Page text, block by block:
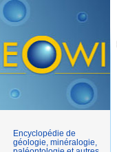
Encyclopédie de
géologie, minéralogie,